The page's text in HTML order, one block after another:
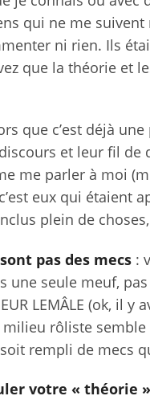
qui ne me
ni rien. Ils
que la théorie et
que c’est déjà
et leur fil de
me parler à moi
c’est eux qui étaient
plein de
pas des mecs :
une seule meuf,
LEMÂLE (ok, il
rôliste
rempli de mecs
votre « théorie »